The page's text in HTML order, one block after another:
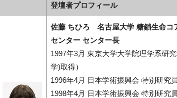
登壇者プロフィール
佐藤 ちひろ 名古屋大学 糖鎖生命コ
センター センター長
1997年3月 東京大学大学院理学系研
学)取得）
1996年4月 日本学術振興会 特別研究員
1998年4月 日本学術振興会 特別研究